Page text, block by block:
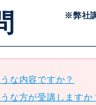
※弊社
な内容ですか？
な方が受講しますか